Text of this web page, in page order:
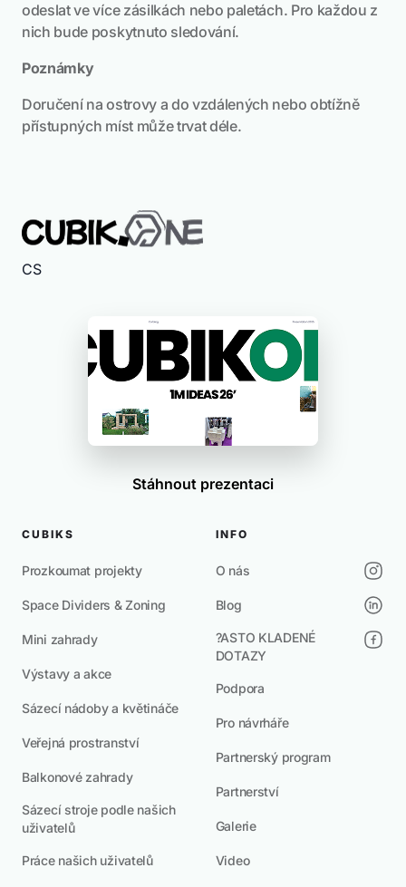
odeslat ve více zásilkách nebo paletách. Pro každou z
nich bude poskytnuto sledování.
Poznámky
Doručení na ostrovy a do vzdálených nebo obtížně
přístupných míst může trvat déle.
CS
Stáhnout prezentaci
CUBIKS
Prozkoumat projekty
Space Dividers & Zoning
Mini zahrady
Výstavy a akce
Sázecí nádoby a květináče
Veřejná prostranství
Balkonové zahrady
Sázecí stroje podle našich
uživatelů
Práce našich uživatelů
INFO
O nás
Blog
?ASTO KLADENÉ
DOTAZY
Podpora
Pro návrháře
Partnerský program
Partnerství
Galerie
Video